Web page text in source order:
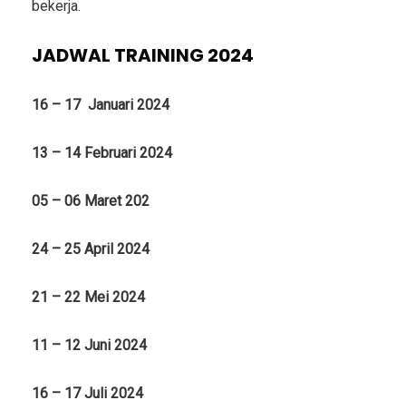
bekerja.
JADWAL TRAINING 2024
16 – 17 Januari 2024
13 – 14 Februari 2024
05 – 06 Maret 202
24 – 25 April 2024
21 – 22 Mei 2024
11 – 12 Juni 2024
16 – 17 Juli 2024